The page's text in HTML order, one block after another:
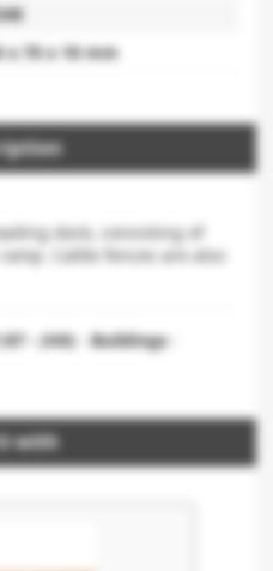
x 70 x 18 mm
dock, consisting of
Cattle fences are also
- (H0)-Buildings-
with